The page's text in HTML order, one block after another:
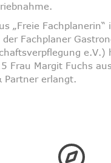
„Freie Fachplanerin“
der Fachplaner
e.V.)
Frau Margit Fuchs
Partner erlangt.